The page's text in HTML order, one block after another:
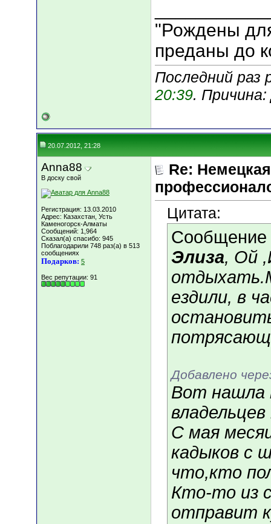
"Рождены
преданы до
Последний раз
20:39.
20.07.2012, 21:28
Anna88
В доску свой
Регистрация: 13.03.2010
Адрес: Казахстан, Усть
Каменогорск-Алматы
Сообщений: 1,964
Сказал(а) спасибо: 945
Поблагодарили 748 раз(а) в 513
сообщениях
Подарков: 5
Вес репутации: 91
Re:
Цитата:
Сообщение
Элиза, Ой
ездили, в
Добавлено
Вот нашла
С мая
кадыков с
что,кто
Кто-то из
отправит